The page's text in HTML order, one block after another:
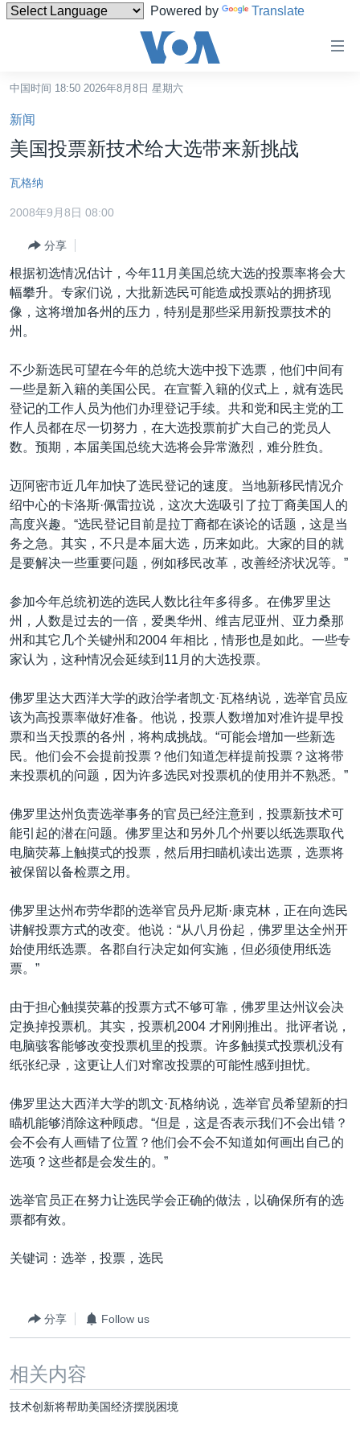
Powered by Translate
碍
链
接
跳
转
内
转
到
导
航
转
到
检
索
台湾
港澳
国际
最新国际新闻
印太
中东
欧洲
非洲
美洲
全球议题
分类新闻
经济·金融·贸易
人权·法律·宗教
科教·文娱·体健
军事
劳工
环境
美中关系
热点专题
白宫要闻
国会报道
美中关系
美国建国250周年
埃博拉疫情
美国之音专访
重要讲话与声明
台海两岸关系
南中国海争端
关注西藏
关注新疆
VOA视频
VOA今日焦点
中文广播
中国时间 18:50 2026年8月8日 星期六
新闻
美国投票新技术给大选带来新挑战
瓦格纳
2008年9月8日 08:00
分享
根据初选情况估计，今年11月美国总统大选的投票率将会大
幅攀升。专家们说，大批新选民可能造成投票站的拥挤现
像，这将增加各州的压力，特别是那些采用新投票技术的
州。
不少新选民可望在今年的总统大选中投下选票，他们中间有
一些是新入籍的美国公民。在宣誓入籍的仪式上，就有选民
登记的工作人员为他们办理登记手续。共和党和民主党的工
作人员都在尽一切努力，在大选投票前扩大自己的党员人
数。预期，本届美国总统大选将会异常激烈，难分胜负。
迈阿密市近几年加快了选民登记的速度。当地新移民情况介
绍中心的卡洛斯·佩雷拉说，这次大选吸引了拉丁裔美国人的
高度兴趣。“选民登记目前是拉丁裔都在谈论的话题，这是当
务之急。其实，不只是本届大选，历来如此。大家的目的就
是要解决一些重要问题，例如移民改革，改善经济状况等。”
参加今年总统初选的选民人数比往年多得多。在佛罗里达
州，人数是过去的一倍，爱奥华州、维吉尼亚州、亚力桑那
州和其它几个关键州和2004 年相比，情形也是如此。一些专
家认为，这种情况会延续到11月的大选投票。
佛罗里达大西洋大学的政治学者凯文·瓦格纳说，选举官员应
该为高投票率做好准备。他说，投票人数增加对准许提早投
票和当天投票的各州，将构成挑战。“可能会增加一些新选
民。他们会不会提前投票？他们知道怎样提前投票？这将带
来投票机的问题，因为许多选民对投票机的使用并不熟悉。”
佛罗里达州负责选举事务的官员已经注意到，投票新技术可
能引起的潜在问题。佛罗里达和另外几个州要以纸选票取代
电脑荧幕上触摸式的投票，然后用扫瞄机读出选票，选票将
被保留以备检票之用。
佛罗里达州布劳华郡的选举官员丹尼斯·康克林，正在向选民
讲解投票方式的改变。他说：“从八月份起，佛罗里达全州开
始使用纸选票。各郡自行决定如何实施，但必须使用纸选
票。”
由于担心触摸荧幕的投票方式不够可靠，佛罗里达州议会决
定换掉投票机。其实，投票机2004 才刚刚推出。批评者说，
电脑骇客能够改变投票机里的投票。许多触摸式投票机没有
纸张纪录，这更让人们对窜改投票的可能性感到担忧。
佛罗里达大西洋大学的凯文·瓦格纳说，选举官员希望新的扫
瞄机能够消除这种顾虑。“但是，这是否表示我们不会出错？
会不会有人画错了位置？他们会不会不知道如何画出自己的
选项？这些都是会发生的。”
选举官员正在努力让选民学会正确的做法，以确保所有的选
票都有效。
关键词：选举，投票，选民
分享 Follow us
相关内容
技术创新将帮助美国经济摆脱困境